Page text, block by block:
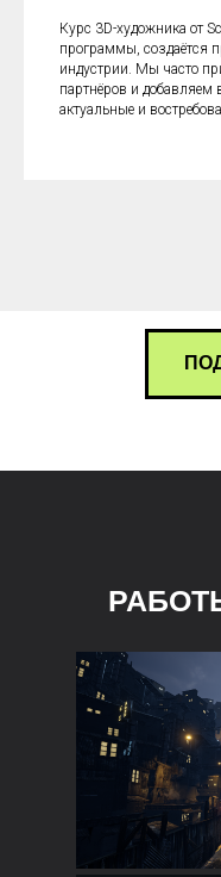
Курс 3D-художника от
программы, создаётся
индустрии. Мы часто
партнёров и добавляем
актуальные и